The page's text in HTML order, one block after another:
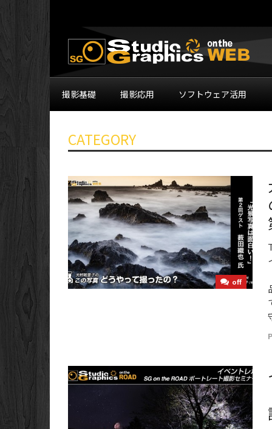
撮影基礎 撮影応用 ソフトウェア活用
CATEGORY
off